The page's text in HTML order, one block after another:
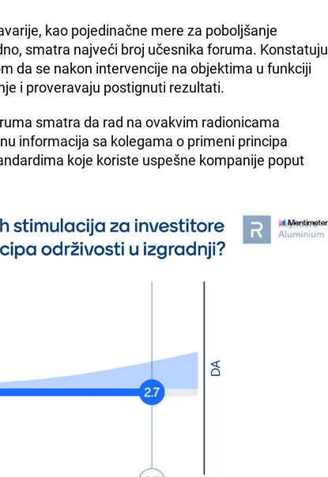
kao pojedinačne mere za poboljšanje
smatra najveći broj učesnika foruma. Konstatuju
da se nakon intervencije na objektima u funkciji
i proveravaju postignuti rezultati.
smatra da rad na ovakvim radionicama
informacija sa kolegama o primeni principa
koje koriste uspešne kompanije poput